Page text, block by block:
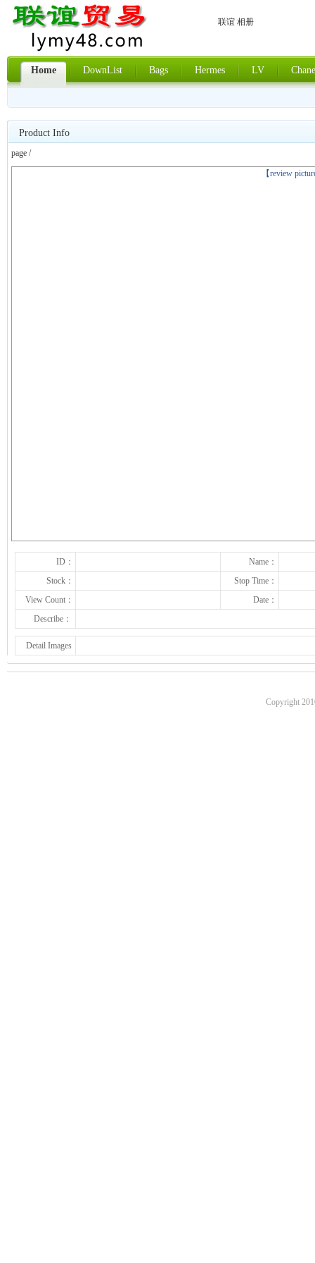
联谊 相册
Home DownList Bags Hermes LV
Product Info
page /
【review
上一张
ID：
Name：
Stock：
Stop Time：
View Count：
Date：
Describe：
Detail Images
Copyright